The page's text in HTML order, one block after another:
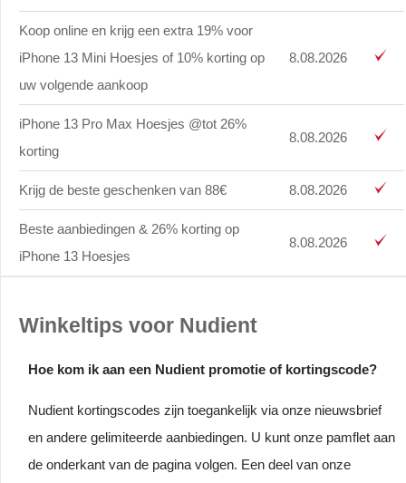
Koop online en krijg een extra 19% voor
iPhone 13 Mini Hoesjes of 10% korting op
uw volgende aankoop
8.08.2026
iPhone 13 Pro Max Hoesjes @tot 26%
korting
8.08.2026
Krijg de beste geschenken van 88€ 8.08.2026
Beste aanbiedingen & 26% korting op
iPhone 13 Hoesjes
8.08.2026
Winkeltips voor Nudient
Hoe kom ik aan een Nudient promotie of kortingscode?
Nudient kortingscodes zijn toegankelijk via onze nieuwsbrief
en andere gelimiteerde aanbiedingen. U kunt onze pamflet aan
de onderkant van de pagina volgen. Een deel van onze